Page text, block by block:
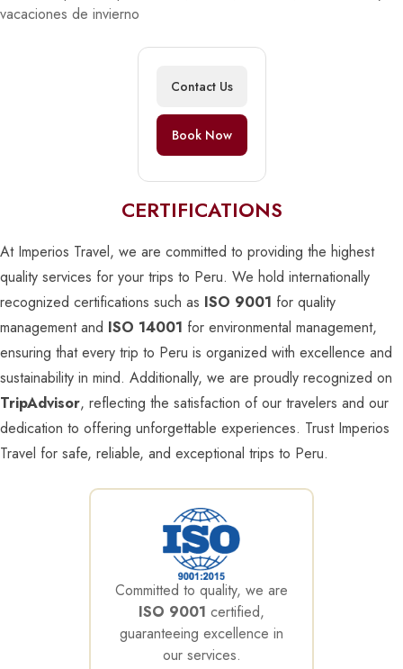
vacaciones de invierno
Contact Us
Book Now
CERTIFICATIONS
At Imperios Travel, we are committed to providing the highest
quality services for your trips to Peru. We hold internationally
recognized certifications such as ISO 9001 for quality
management and ISO 14001 for environmental management,
ensuring that every trip to Peru is organized with excellence and
sustainability in mind. Additionally, we are proudly recognized on
TripAdvisor, reflecting the satisfaction of our travelers and our
dedication to offering unforgettable experiences. Trust Imperios
Travel for safe, reliable, and exceptional trips to Peru.
Committed to quality, we are
ISO 9001 certified,
guaranteeing excellence in
our services.